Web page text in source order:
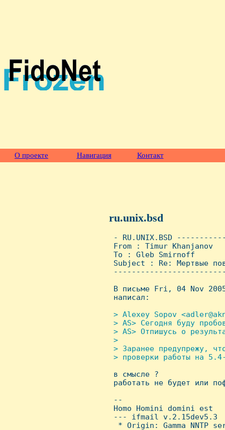
О проекте Навигация Контакт
ru.unix.bsd
- RU.UNIX.BSD
From : Timur
To : Gleb Smirnoff
Subject : Re: Мертвые
В письме Fri, 04 Nov
написал:
> Alexey Sopov
> AS> Сегодня буду
> AS> Отпишусь о
>
> Заранее предупрежу,
> проверки работы на
в смысле ?
работать не будет или
--
Homo Homini domini est
--- ifmail v.2.15dev5.3
* Origin: Gamma NNTP